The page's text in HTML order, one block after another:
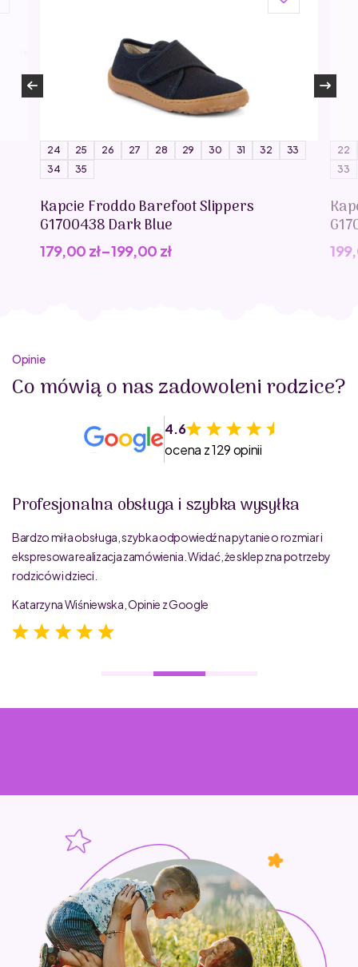
24 25 26 27 28 29 30 31 32
33
34
35
Kapcie Froddo Barefoot Slippers
G1700438 Dark Blue
179,00 zł–199,00 zł
22
33
Opinie
Co mówią o nas zadowoleni rodzice?
4.6
ocena z 129 opinii
Profesjonalna obsługa i szybka wysyłka
Bardzo miła obsługa, szybka odpowiedź na pytanie o rozmiar i
ekspresowa realizacja zamówienia. Widać, że sklep zna potrzeby
rodziców i dzieci.
Katarzyna Wiśniewska, Opinie z Google